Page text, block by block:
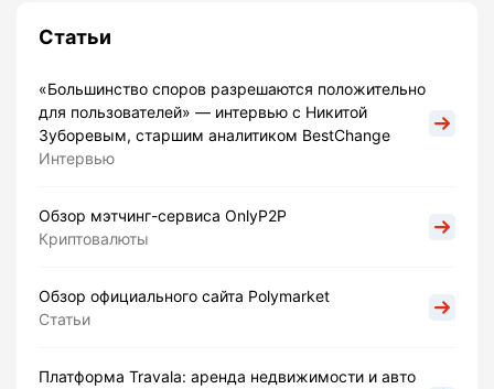
Статьи
«Большинство споров разрешаются положительно
для пользователей» — интервью с Никитой
Зуборевым, старшим аналитиком BestChange
Интервью
Обзор мэтчинг-сервиса OnlyP2P
Криптовалюты
Обзор официального сайта Polymarket
Статьи
Платформа Travala: аренда недвижимости и авто